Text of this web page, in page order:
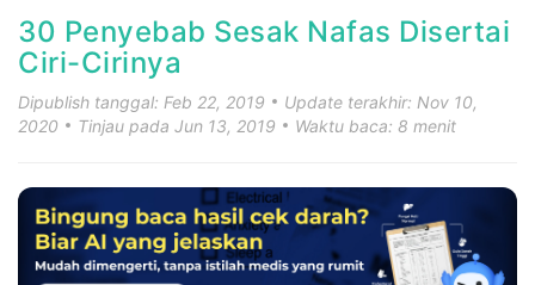
30 Penyebab Sesak Nafas Disertai
Ciri-Cirinya
Dipublish tanggal: Feb 22, 2019
Update terakhir: Nov 10,
2020
Tinjau pada Jun 13, 2019 Waktu baca: 8 menit